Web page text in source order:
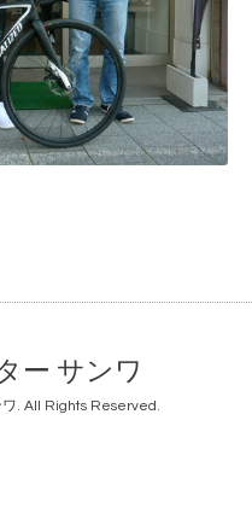
ー サンワ
. All Rights Reserved.